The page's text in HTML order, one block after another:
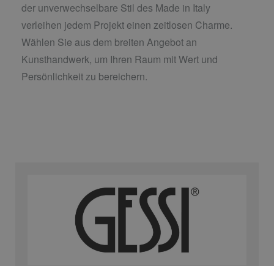
der unverwechselbare Stil des Made in Italy
verleihen jedem Projekt einen zeitlosen Charme.
Wählen Sie aus dem breiten Angebot an
Kunsthandwerk, um Ihren Raum mit Wert und
Persönlichkeit zu bereichern.